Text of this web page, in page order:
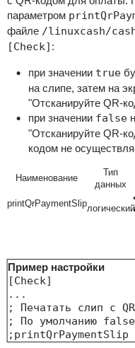
параметром
файле /linuxcash/
[Check] :
при значении true
на слипе, затем на
"Отсканируйте QR-
при значении false
"Отсканируйте QR-
кодом не
Наименование
Тип
данных
printQrPaymentSlipлогический
Пример настройки
[Check]
...
; Печатать слип с
; По умолчанию false